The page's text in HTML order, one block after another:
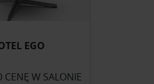
EGO
CENĘ W SALONIE